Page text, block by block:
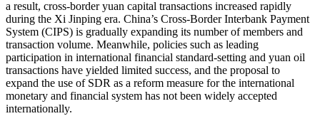
a result, cross-border yuan capital transactions increased rapidly
during the Xi Jinping era. China’s Cross-Border Interbank Payment
System (CIPS) is gradually expanding its number of members and
transaction volume. Meanwhile, policies such as leading
participation in international financial standard-setting and yuan oil
transactions have yielded limited success, and the proposal to
expand the use of SDR as a reform measure for the international
monetary and financial system has not been widely accepted
internationally.